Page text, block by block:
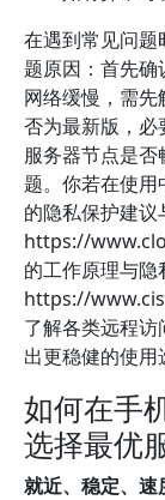
在遇到常见问题
题原因：首先确
网络缓慢，需
否为最新版，
服务器节点是
题。你若在使
的隐私保护建
https://
的工作原理与隐
https://
了解各类远程
出更稳健的使用
如何在手
选择最优
就近、稳定、速